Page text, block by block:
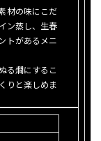
材の味にこだ
ン蒸し、生春
トがあるメニ
る燗にするこ
りと楽しめま